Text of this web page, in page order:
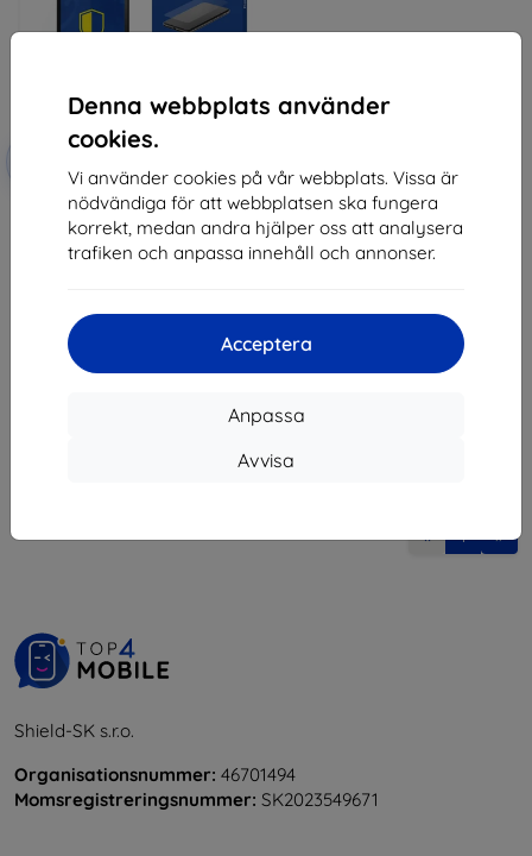
Denna webbplats använder
cookies.
Vi använder cookies på vår webbplats. Vissa är
nödvändiga för att webbplatsen ska fungera
korrekt, medan andra hjälper oss att analysera
trafiken och anpassa innehåll och annonser.
Acceptera
Anpassa
Avvisa
Rabatt
kupong
3MK FlexibleGlass iPhone 4
Hybrid Glass
147 kr
I lager > 5 st
« 1 »
Shield-SK s.r.o.
Organisationsnummer: 46701494
Momsregistreringsnummer: SK2023549671